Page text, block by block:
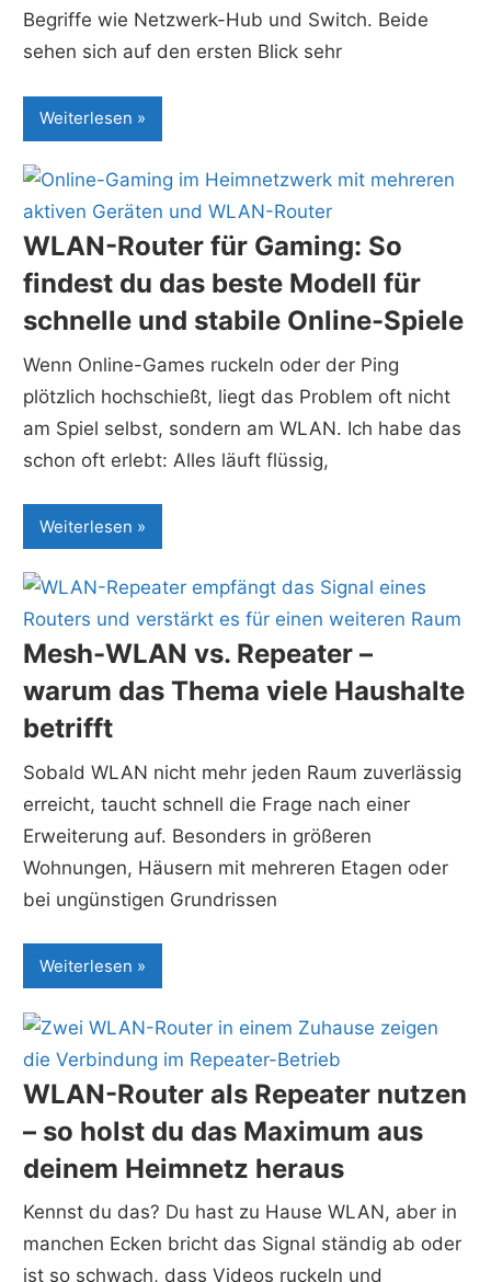
Begriffe wie Netzwerk-Hub und Switch. Beide
sehen sich auf den ersten Blick sehr
Weiterlesen
WLAN-Router für Gaming: So
findest du das beste Modell für
schnelle und stabile Online-Spiele
Wenn Online-Games ruckeln oder der Ping
plötzlich hochschießt, liegt das Problem oft nicht
am Spiel selbst, sondern am WLAN. Ich habe das
schon oft erlebt: Alles läuft flüssig,
Weiterlesen
Mesh-WLAN vs. Repeater –
warum das Thema viele Haushalte
betrifft
Sobald WLAN nicht mehr jeden Raum zuverlässig
erreicht, taucht schnell die Frage nach einer
Erweiterung auf. Besonders in größeren
Wohnungen, Häusern mit mehreren Etagen oder
bei ungünstigen Grundrissen
Weiterlesen
WLAN-Router als Repeater nutzen
– so holst du das Maximum aus
deinem Heimnetz heraus
Kennst du das? Du hast zu Hause WLAN, aber in
manchen Ecken bricht das Signal ständig ab oder
ist so schwach, dass Videos ruckeln und